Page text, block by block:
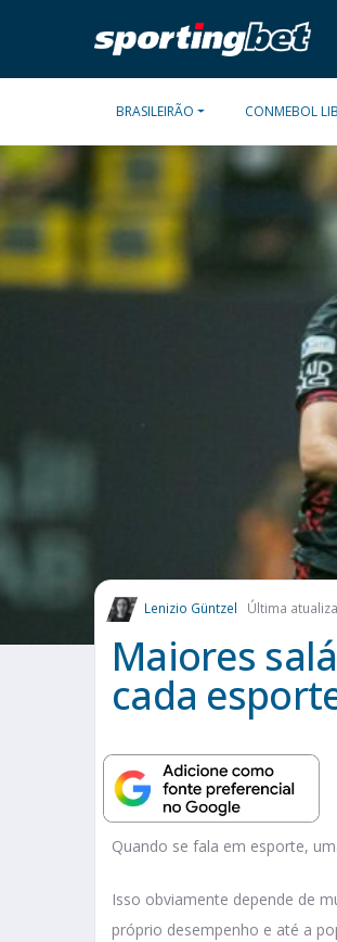
BRASILEIRÃO CONMEBOL
Lenizio Güntzel Última
Maiores
cada
Quando se fala em esporte,
Isso obviamente depende de
próprio desempenho e até a